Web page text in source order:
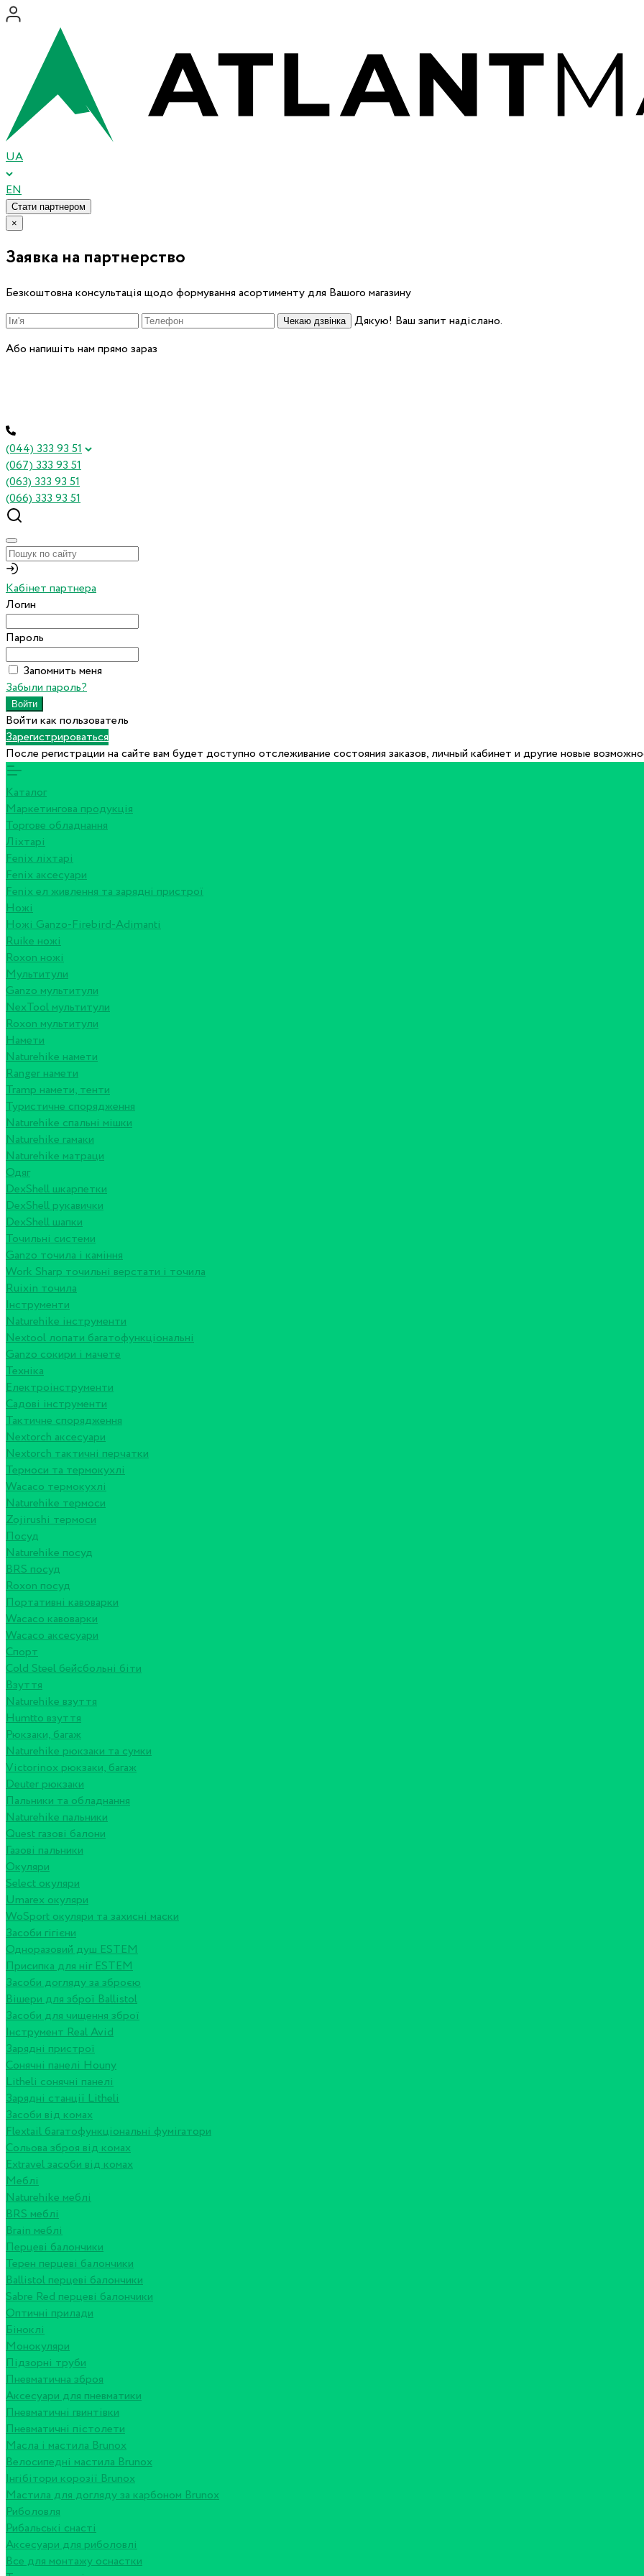
UA
EN
Стати партнером
×
Заявка на партнерство
Безкоштовна консультація щодо формування асортименту для Вашого магазину
Чекаю дзвінка
Дякую! Ваш запит надіслано.
Або напишіть нам прямо зараз
(044) 333 93 51
(067) 333 93 51
(063) 333 93 51
(066) 333 93 51
Кабінет партнера
Логин
Пароль
Запомнить меня
Забыли пароль?
Войти как пользователь
Зарегистрироваться
После регистрации на сайте вам будет доступно отслеживание состояния заказов, личный кабинет и другие новые
Каталог
Маркетингова продукція
Торгове обладнання
Ліхтарі
Fenix ліхтарі
Fenix аксесуари
Fenix ел живлення та зарядні пристрої
Ножі
Ножі Ganzo-Firebird-Adimanti
Ruike ножі
Roxon ножi
Мультитули
Ganzo мультитули
NexTool мультитули
Roxon мультитули
Намети
Naturehike намети
Ranger намети
Tramp намети, тенти
Туристичне спорядження
Naturehike спальні мішки
Naturehike гамаки
Naturehike матраци
Одяг
DexShell шкарпетки
DexShell рукавички
DexShell шапки
Точильні системи
Ganzo точила і каміння
Work Sharp точильні верстати і точила
Ruixin точила
Інструменти
Naturehike інструменти
Nextool лопати багатофункціональні
Ganzo сокири і мачете
Техніка
Електроінструменти
Садові інструменти
Тактичне спорядження
Nextorch аксесуари
Nextorch тактичні перчатки
Термоси та термокухлі
Wacaco термокухлі
Naturehike термоси
Zojirushi термоси
Посуд
Naturehike посуд
BRS посуд
Roxon посуд
Портативні кавоварки
Wacaco кавоварки
Wacaco аксесуари
Спорт
Cold Steel бейсбольні біти
Взуття
Naturehike взуття
Humtto взуття
Рюкзаки, багаж
Naturehike рюкзаки та сумки
Victorinox рюкзаки, багаж
Deuter рюкзаки
Пальники та обладнання
Naturehike пальники
Quest газові балони
Газові пальники
Окуляри
Select окуляри
Umarex окуляри
WoSport окуляри та захисні маски
Засоби гігієни
Одноразовий душ ESTEM
Присипка для ніг ESTEM
Засоби догляду за зброєю
Вішери для зброї Ballistol
Засоби для чищення зброї
Інструмент Real Avid
Зарядні пристрої
Сонячні панелі Houny
Litheli сонячні панелі
Зарядні станції Litheli
Засоби від комах
Flextail багатофункціональні фумігатори
Сольова зброя від комах
Extravel засоби від комах
Меблі
Naturehike меблі
BRS меблі
Brain меблі
Перцеві балончики
Терен перцеві балончики
Ballistol перцеві балончики
Sabre Red перцеві балончики
Оптичні прилади
Біноклі
Монокуляри
Підзорні труби
Пневматична зброя
Аксесуари для пневматики
Пневматичні гвинтівки
Пневматичні пістолети
Масла і мастила Brunox
Велосипедні мастила Brunox
Інгібітори корозії Brunox
Мастила для догляду за карбоном Brunox
Риболовля
Рибальські снасті
Аксесуари для риболовлі
Все для монтажу оснастки